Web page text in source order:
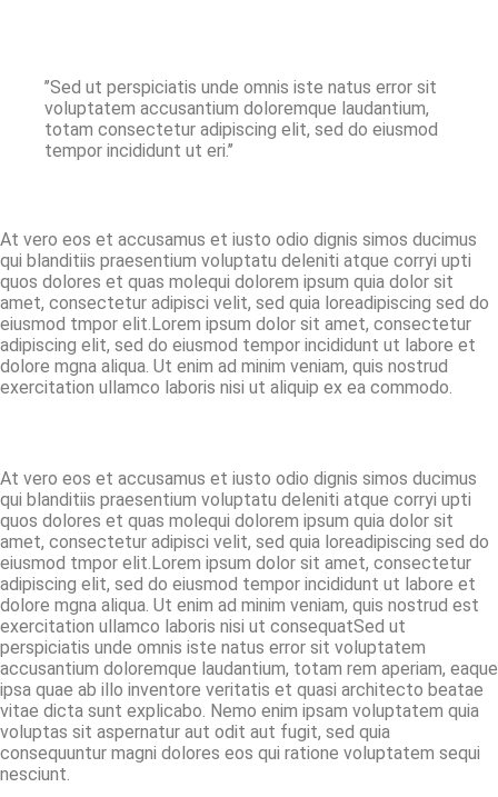
’’Sed ut perspiciatis unde omnis iste natus error sit
voluptatem accusantium doloremque laudantium,
totam consectetur adipiscing elit, sed do eiusmod
tempor incididunt ut eri.’’
At vero eos et accusamus et iusto odio dignis simos ducimus
qui blanditiis praesentium voluptatu deleniti atque corryi upti
quos dolores et quas molequi dolorem ipsum quia dolor sit
amet, consectetur adipisci velit, sed quia loreadipiscing sed do
eiusmod tmpor elit.Lorem ipsum dolor sit amet, consectetur
adipiscing elit, sed do eiusmod tempor incididunt ut labore et
dolore mgna aliqua. Ut enim ad minim veniam, quis nostrud
exercitation ullamco laboris nisi ut aliquip ex ea commodo.
At vero eos et accusamus et iusto odio dignis simos ducimus
qui blanditiis praesentium voluptatu deleniti atque corryi upti
quos dolores et quas molequi dolorem ipsum quia dolor sit
amet, consectetur adipisci velit, sed quia loreadipiscing sed do
eiusmod tmpor elit.Lorem ipsum dolor sit amet, consectetur
adipiscing elit, sed do eiusmod tempor incididunt ut labore et
dolore mgna aliqua. Ut enim ad minim veniam, quis nostrud est
exercitation ullamco laboris nisi ut consequatSed ut
perspiciatis unde omnis iste natus error sit voluptatem
accusantium doloremque laudantium, totam rem aperiam, eaque
ipsa quae ab illo inventore veritatis et quasi architecto beatae
vitae dicta sunt explicabo. Nemo enim ipsam voluptatem quia
voluptas sit aspernatur aut odit aut fugit, sed quia
consequuntur magni dolores eos qui ratione voluptatem sequi
nesciunt.